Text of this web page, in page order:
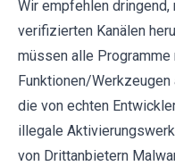
Wir empfehlen
verifizierten Kanälen
müssen alle
Funktionen/
die von echten
illegale
von Drittanbietern